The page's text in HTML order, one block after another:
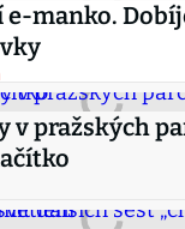
e-manko.
v pražských